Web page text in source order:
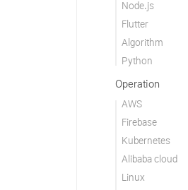
Node.js
Flutter
Algorithm
Python
Operation
AWS
Firebase
Kubernetes
Alibaba cloud
Linux